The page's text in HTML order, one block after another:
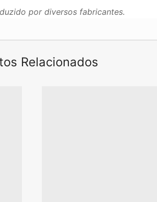
por diversos fabricantes.
Relacionados